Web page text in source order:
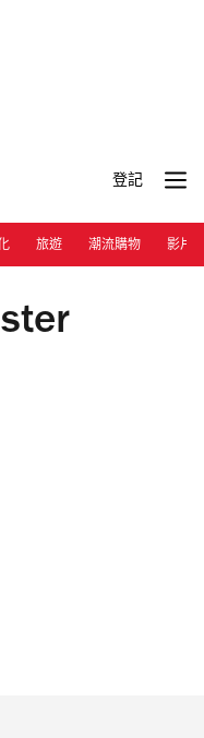
登記
旅遊 潮流購物 影片